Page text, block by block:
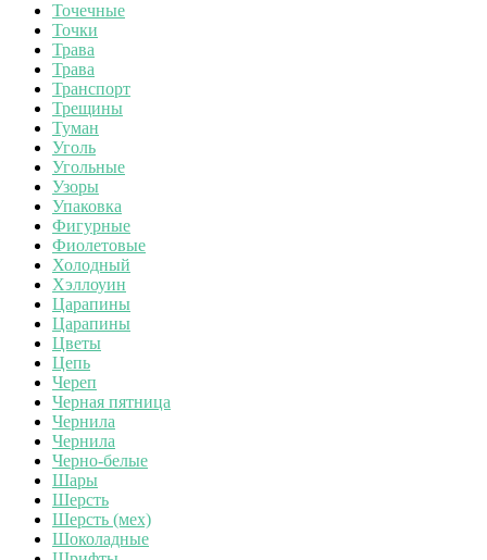
Точечные
Точки
Трава
Трава
Транспорт
Трещины
Туман
Уголь
Угольные
Узоры
Упаковка
Фигурные
Фиолетовые
Холодный
Хэллоуин
Царапины
Царапины
Цветы
Цепь
Череп
Черная пятница
Чернила
Чернила
Черно-белые
Шары
Шерсть
Шерсть (мех)
Шоколадные